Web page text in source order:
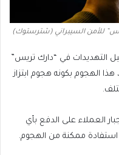
للأمن السيبراني (شترستوك)
التهديدات في “دارك تريس”
الهجوم بكونه هجوم ابتزاز
العملاء على الدفع بأي
ممكنة من الهجوم.